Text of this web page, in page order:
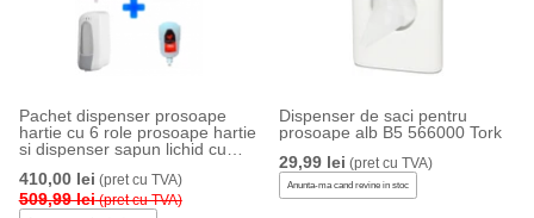
Pachet dispenser prosoape
hartie cu 6 role prosoape hartie
si dispenser sapun lichid cu
410,00 lei (pret cu TVA)
509,99 lei(pret cu TVA)
Dispenser de saci pentru
prosoape alb B5 566000 Tork
29,99 lei (pret cu TVA)
Anunta-ma cand revine in stoc